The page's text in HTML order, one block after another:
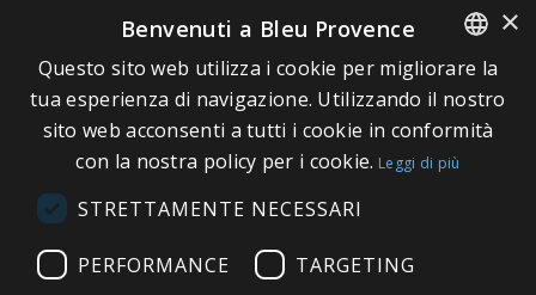
A proposito di Bleu Provence
Informazioni legali
Condizioni di vendita
Contatti
FRENCH
ITALIAN
GERMAN
×
Benvenuti a Bleu Provence
Questo sito web utilizza i cookie per migliorare la
tua esperienza di navigazione. Utilizzando il nostro
sito web acconsenti a tutti i cookie in conformità
con la nostra policy per i cookie. Leggi di più
STRETTAMENTE NECESSARI
PERFORMANCE TARGETING